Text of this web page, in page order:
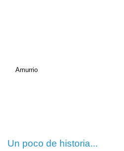
Amurrio
Un poco de historia...